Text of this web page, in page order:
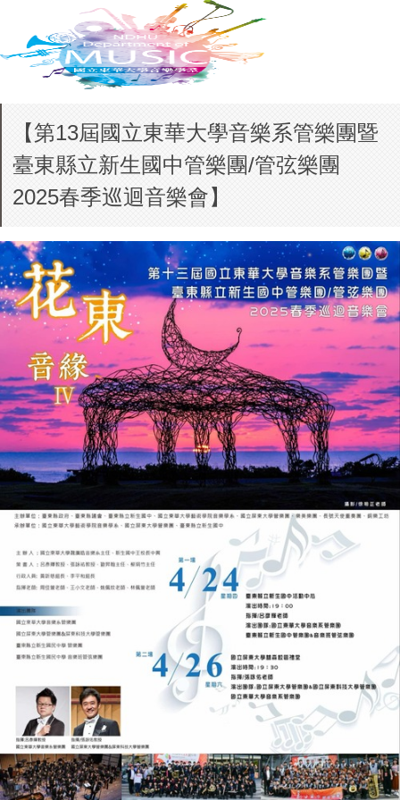
【第13屆國立東華大學音樂系管樂團暨
臺東縣立新生國中管樂團/管弦樂團
2025春季巡迴音樂會】